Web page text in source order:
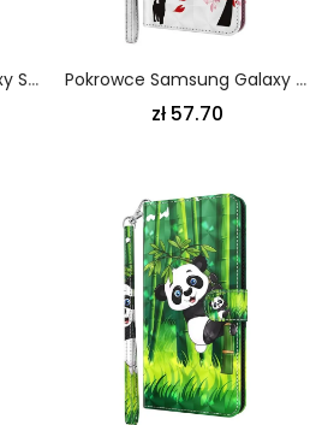
Etui Folio Samsung Galaxy S21 Ultra 5G Magenta Brokatowy Gradient Etui Ochronne Pokrowce Samsung Galaxy S21 Ultra 5G Różowe Drzewo
zł 57.70